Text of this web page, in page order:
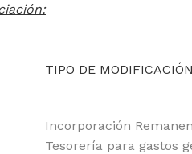
TIPO DE MODIFICACIÓN
Incorporación
Tesorería para gastos